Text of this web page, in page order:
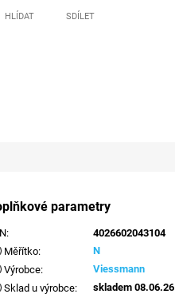
HLÍDAT SDÍLET
parametry
: 4026602043104
Měřítko: N
Výrobce: Viessmann
Sklad u výrobce:
skladem 08.06.26